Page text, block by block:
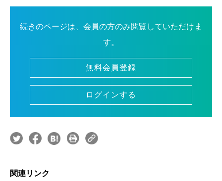
続きのページは、会員の方のみ閲覧していただけま
す。
無料会員登録
ログインする
関連リンク